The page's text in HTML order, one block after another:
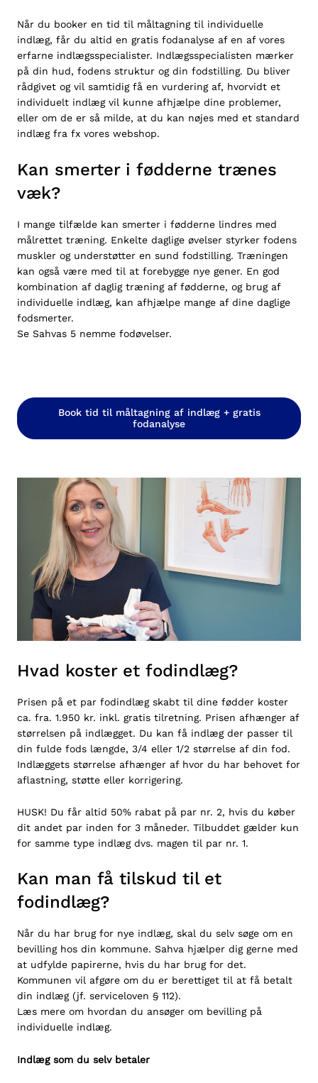
Når du booker en tid til måltagning til individuelle
indlæg, får du altid en gratis fodanalyse af en af vores
erfarne indlægsspecialister. Indlægsspecialisten mærker
på din hud, fodens struktur og din fodstilling. Du bliver
rådgivet og vil samtidig få en vurdering af, hvorvidt et
individuelt indlæg vil kunne afhjælpe dine problemer,
eller om de er så milde, at du kan nøjes med et standard
indlæg fra fx vores webshop.
Kan smerter i fødderne trænes
væk?
I mange tilfælde kan smerter i fødderne lindres med
målrettet træning. Enkelte daglige øvelser styrker fodens
muskler og understøtter en sund fodstilling. Træningen
kan også være med til at forebygge nye gener. En god
kombination af daglig træning af fødderne, og brug af
individuelle indlæg, kan afhjælpe mange af dine daglige
fodsmerter.
Se Sahvas 5 nemme fodøvelser.
Book tid til måltagning af indlæg + gratis
fodanalyse
Hvad koster et fodindlæg?
Prisen på et par fodindlæg skabt til dine fødder koster
ca. fra. 1.950 kr. inkl. gratis tilretning. Prisen afhænger af
størrelsen på indlægget. Du kan få indlæg der passer til
din fulde fods længde, 3/4 eller 1/2 størrelse af din fod.
Indlæggets størrelse afhænger af hvor du har behovet for
aflastning, støtte eller korrigering.
HUSK! Du får altid 50% rabat på par nr. 2, hvis du køber
dit andet par inden for 3 måneder. Tilbuddet gælder kun
for samme type indlæg dvs. magen til par nr. 1.
Kan man få tilskud til et
fodindlæg?
Når du har brug for nye indlæg, skal du selv søge om en
bevilling hos din kommune. Sahva hjælper dig gerne med
at udfylde papirerne, hvis du har brug for det.
Kommunen vil afgøre om du er berettiget til at få betalt
din indlæg (jf. serviceloven § 112).
Læs mere om hvordan du ansøger om bevillingpå
individuelle indlæg.
Indlæg som du selv betaler